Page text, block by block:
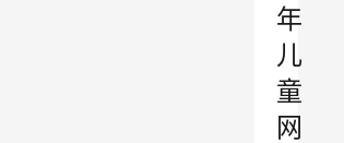
年
儿
童
网